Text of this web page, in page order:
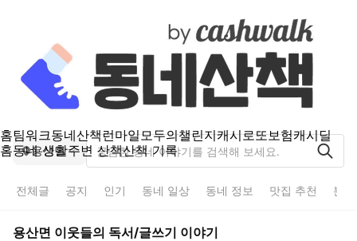
홈팀워크동네산책런마일모두의챌린지캐시로또보험캐시딜
홈동네 생활주변 산책산책 기록
용산면
전체글 공지 인기 동네 일상 동네 정보 맛집 추천 분
용산면 이웃들의 독서/글쓰기 이야기